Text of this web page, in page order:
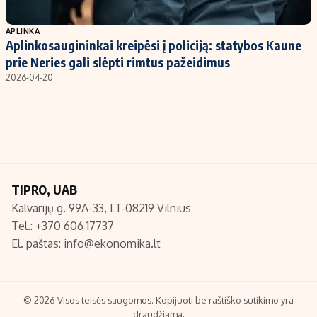
Populiarios temos
Investavimas
Akcijų rinka
Titulinis
Nedarbo išmokos skaičiuoklė
Redakcija
Turinio žymėjimo taisyklės
APLINKA
Aplinkosaugininkai kreipėsi į policiją: statybos Kaune
prie Neries gali slėpti rimtus pažeidimus
2026-04-20
TIPRO, UAB
Kalvarijų g. 99A-33, LT-08219 Vilnius
Tel.: +370 606 17737
El. paštas: info@ekonomika.lt
© 2026 Visos teisės saugomos. Kopijuoti be raštiško sutikimo yra
draudžiama.